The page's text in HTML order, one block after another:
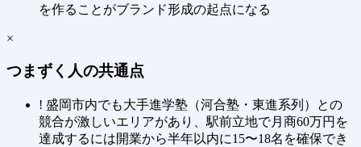
を作ることがブランド形成の起点になる
×
つまずく人の共通点
! 盛岡市内でも大手進学塾（河合塾・東進系列）との
競合が激しいエリアがあり、駅前立地で月商60万円を
達成するには開業から半年以内に15〜18名を確保でき